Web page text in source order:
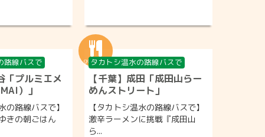
路線バスで
「プルミエメ
）」
の路線バスで】
きの朝ごはん
タカトシ温水の路線バスで
【千葉】成田「成田山らー
めんストリート」
【タカトシ温水の路線バスで】
激辛ラーメンに挑戦『成田山
ら...